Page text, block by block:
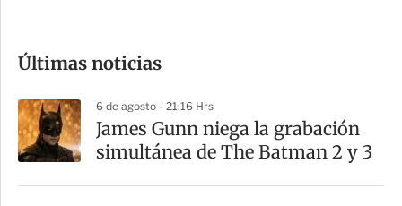
m
a
r
t
i
Últimas noticias
6 de agosto - 21:16 Hrs
James Gunn niega la grabación
simultánea de The Batman 2 y 3